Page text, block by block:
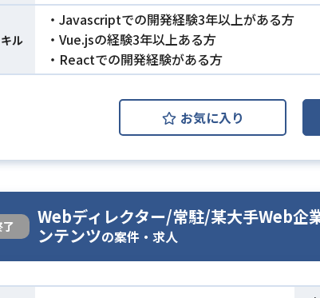
ル
・Javascriptでの開発経験3年以上がある方
・Vue.jsの経験3年以上ある方
・Reactでの開発経験がある方
お気に入り
Webディレクター/常駐/某大手Web企
ンテンツの案件・求人